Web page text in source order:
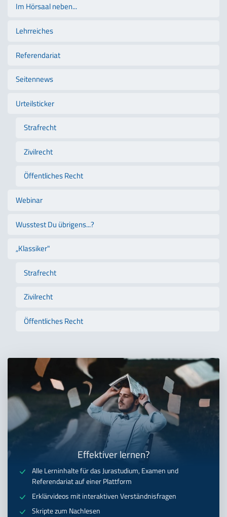
Im Hörsaal neben...
Lehrreiches
Referendariat
Seitennews
Urteilsticker
Strafrecht
Zivilrecht
Öffentliches Recht
Webinar
Wusstest Du übrigens...?
„Klassiker"
Strafrecht
Zivilrecht
Öffentliches Recht
Effektiver lernen?
Alle Lerninhalte für das Jurastudium, Examen und
Referendariat auf einer Plattform
Erklärvideos mit interaktiven Verständnisfragen
Skripte zum Nachlesen